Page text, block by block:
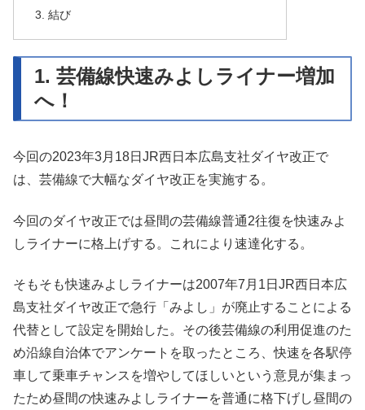
3. 結び
1. 芸備線快速みよしライナー増加
へ！
今回の2023年3月18日JR西日本広島支社ダイヤ改正で
は、芸備線で大幅なダイヤ改正を実施する。
今回のダイヤ改正では昼間の芸備線普通2往復を快速みよ
しライナーに格上げする。これにより速達化する。
そもそも快速みよしライナーは2007年7月1日JR西日本広
島支社ダイヤ改正で急行「みよし」が廃止することによる
代替として設定を開始した。その後芸備線の利用促進のた
め沿線自治体でアンケートを取ったところ、快速を各駅停
車して乗車チャンスを増やしてほしいという意見が集まっ
たため昼間の快速みよしライナーを普通に格下げし昼間の